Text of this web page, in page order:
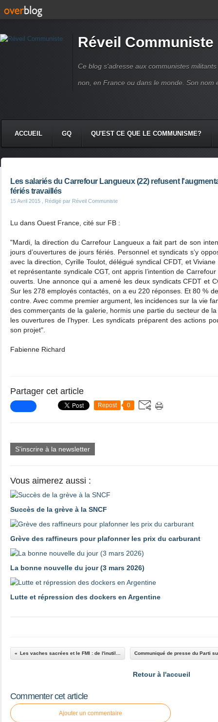
Réveil Communiste
Ce blog s'adresse aux communistes
non, en France ou dans le monde. Son nom
ACCUEIL GQ QU'EST CE QUE LE COMMUNISME?
Les salariés du Carrefour Langueux (22) refusent
fériés travaillés
15 Avril 2015 , Rédigé par Réveil Communiste
Lu dans Ouest France, cité sur FB :
"Mardi, la direction du Carrefour Langueux a fait part de son
jours d’ouvertures de jours fériés. Personnel et syndicats s’y
avec la direction, Cyrille Toulot, délégué syndical CFDT, et
et représentante syndicale CGT, ont appris l’intention de
ouverts. Une annonce qui a amené les deux syndicats CFDT et
Sur les 278 employés contactés, on a eu 220 réponses. Et 80 %
contre. Avec comme premier argument, les incidences sur la vie
des commerçants de la galerie, hormis une partie du secteur de
les ouvertures de l’hyper. Les syndicats préparent des actions
son projet".
Fabienne Richard
Partager cet article
Repost 0
S'inscrire à la newsletter
Vous aimerez aussi :
Succès de la grève à la SNCF
Grève des raffineurs pour plafonner les prix du carburant
La bonne nouvelle du jour (3 mars 2026)
Lutte et répression des dockers en Argentine
Retour à l'accueil
Commenter cet article
Ajouter un commentaire